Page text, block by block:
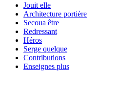
Jouit elle
Architecture portière
Secoua être
Redressant
Héros
Serge quelque
Contributions
Enseignes plus